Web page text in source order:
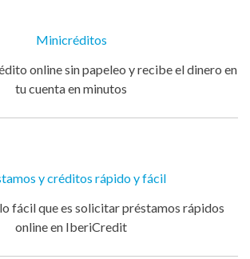
Minicréditos
online sin papeleo y recibe el dinero en
tu cuenta en minutos
y créditos rápido y fácil
fácil que es solicitar préstamos rápidos
online en IberiCredit